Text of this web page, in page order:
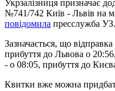
Укрзалізниця призначає
№741/742 Київ - Львів на
повідомила пресслужба УЗ.
Зазначається, що
прибуття до Львова о
- о 08:05, прибуття до
Квитки вже можна